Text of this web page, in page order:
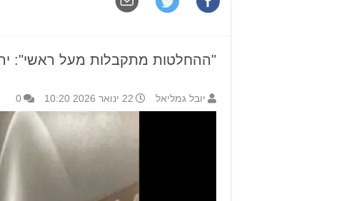
"ההחלטות מתקבלות מעל ראשי":
יובל גמליאל 22 ינואר 2026 10:20 0